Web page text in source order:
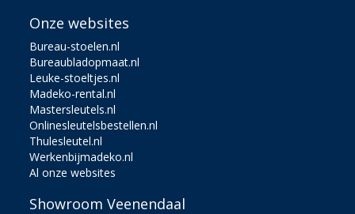
Onze websites
Bureau-stoelen.nl
Bureaubladopmaat.nl
Leuke-stoeltjes.nl
Madeko-rental.nl
Mastersleutels.nl
Onlinesleutelsbestellen.nl
Thulesleutel.nl
Werkenbijmadeko.nl
Al onze websites
Showroom Veenendaal